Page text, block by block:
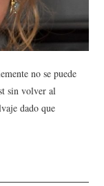
no se puede
sin volver al
dado que